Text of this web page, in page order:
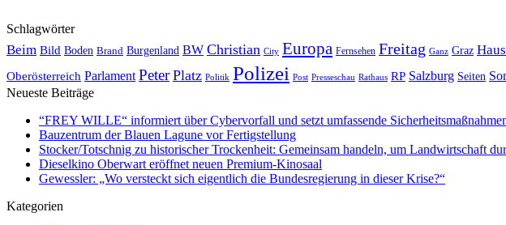
Schlagwörter
Beim Bild Boden Brand Burgenland BW Christian City Europa Fernsehen Freitag Ganz Graz Haus
Oberösterreich Parlament Peter Platz Politik Polizei Post Presseschau Rathaus RP Salzburg Seiten
Neueste Beiträge
“FREY WILLE“ informiert über Cybervorfall und setzt umfassende
Bauzentrum der Blauen Lagune vor Fertigstellung
Stocker/Totschnig zu historischer Trockenheit: Gemeinsam handeln, um Landwirtschaft
Dieselkino Oberwart eröffnet neuen Premium-Kinosaal
Gewessler: „Wo versteckt sich eigentlich die Bundesregierung in dieser Krise?“
Kategorien